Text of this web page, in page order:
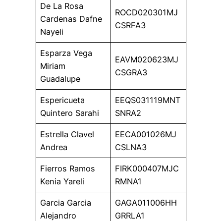
De La Rosa
Cardenas Dafne
Nayeli
ROCD020301MJ
CSRFA3
Esparza Vega
Miriam
Guadalupe
EAVM020623MJ
CSGRA3
Espericueta
Quintero Sarahi
EEQS031119MNT
SNRA2
Estrella Clavel
Andrea
EECA001026MJ
CSLNA3
Fierros Ramos
Kenia Yareli
FIRK000407MJC
RMNA1
Garcia Garcia
Alejandro
GAGA011006HH
GRRLA1